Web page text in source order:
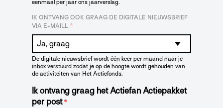
eenmaal per jaar ons jaarverslag.
IK ONTVANG OOK GRAAG DE DIGITALE NIEUWSBRIEF
VIA E-MAILL *
De digitale nieuwsbrief wordt één keer per maand naar je
inbox verstuurd zodat je op de hoogte wordt gehouden van
de activiteiten van Het Actiefonds.
Ik ontvang graag het Actiefan Actiepakket
per post *